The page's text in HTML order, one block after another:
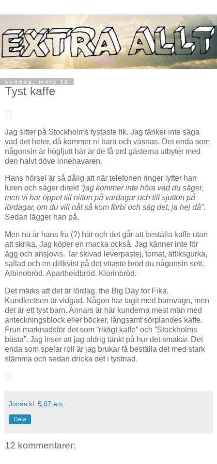
söndag, mars 12
Tyst kaffe
Jag sitter på Stockholms tystaste fik. Jag tänker inte säga
vad det heter, då kommer ni bara och väsnas. Det enda som
någonsin är högljutt här är de få ord gästerna utbyter med
den halvt döve innehavaren.
Hans hörsel är så dålig att när telefonen ringer lyfter han
luren och säger direkt ”jag kommer inte höra vad du säger,
men vi har öppet till nitton på vardagar och till sjutton på
lördagar, om du vill nåt så kom förbi och säg det, ja hej då”.
Sedan lägger han på.
Men nu är hans fru (?) här och det går att beställa kaffe utan
att skrika. Jag köper en macka också. Jag känner inte för
ägg och ansjovis. Tar skivad leverpastej, tomat, ättiksgurka,
sallad och en dillkvist på det vitaste bröd du någonsin sett.
Albinobröd. Apartheidbröd. Klorinbröd.
Det märks att det är lördag, the Big Day for Fika.
Kundkretsen är vidgad. Någon har tagit med barnvagn, men
det är ett tyst barn. Annars är här kunderna mest män med
anteckningsblock eller böcker, långsamt sörplandes kaffe.
Frun marknadsför det som ”riktigt kaffe” och ”Stockholms
bästa”. Jag inser att jag aldrig tänkt på hur det smakar. Det
enda som spelar roll är jag brukar få beställa det med stark
stämma och sedan dricka det i tystnad.
Jonas kl. 5:07 em
Dela
12 kommentarer: